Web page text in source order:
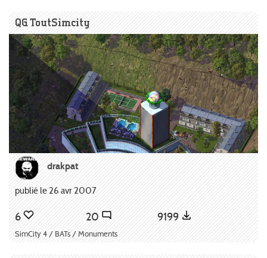
QG ToutSimcity
drakpat
publié le 26 avr 2007
6 20 9199
SimCity 4 / BATs / Monuments